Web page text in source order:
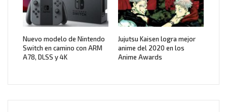
Nuevo modelo de Nintendo
Switch en camino con ARM
A78, DLSS y 4K
Jujutsu Kaisen logra mejor
anime del 2020 en los
Anime Awards